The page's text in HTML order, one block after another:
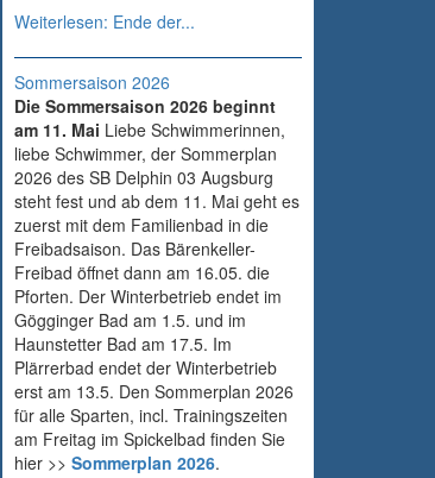
Weiterlesen: Ende der...
Sommersaison 2026
Die Sommersaison 2026 beginnt
am 11. Mai Liebe Schwimmerinnen,
liebe Schwimmer, der Sommerplan
2026 des SB Delphin 03 Augsburg
steht fest und ab dem 11. Mai geht es
zuerst mit dem Familienbad in die
Freibadsaison. Das Bärenkeller-
Freibad öffnet dann am 16.05. die
Pforten. Der Winterbetrieb endet im
Gögginger Bad am 1.5. und im
Haunstetter Bad am 17.5. Im
Plärrerbad endet der Winterbetrieb
erst am 13.5. Den Sommerplan 2026
für alle Sparten, incl. Trainingszeiten
am Freitag im Spickelbad finden Sie
hier >> Sommerplan 2026.